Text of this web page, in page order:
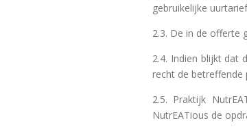
gebruikelijke
2.3. De in de offerte
2.4. Indien blijkt dat
recht de betreffende
2.5. Praktijk
NutrEATious de